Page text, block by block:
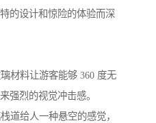
的设计和惊险的体验而深
材料让游客能够 360 度无
强烈的视觉冲击感。
道给人一种悬空的感觉，